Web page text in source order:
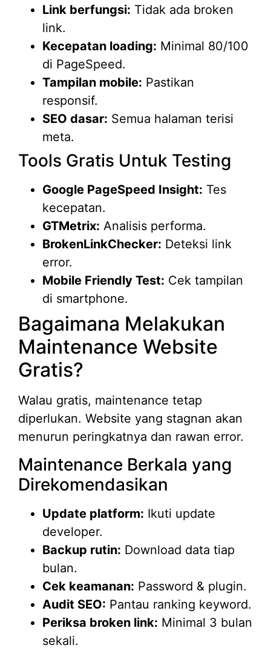
Link berfungsi: Tidak ada broken
link.
Kecepatan loading: Minimal 80/100
di PageSpeed.
Tampilan mobile: Pastikan
responsif.
SEO dasar: Semua halaman terisi
meta.
Tools Gratis Untuk Testing
Google PageSpeed Insight: Tes
kecepatan.
GTMetrix: Analisis performa.
BrokenLinkChecker: Deteksi link
error.
Mobile Friendly Test: Cek tampilan
di smartphone.
Bagaimana Melakukan
Maintenance Website
Gratis?
Walau gratis, maintenance tetap
diperlukan. Website yang stagnan akan
menurun peringkatnya dan rawan error.
Maintenance Berkala yang
Direkomendasikan
Update platform: Ikuti update
developer.
Backup rutin: Download data tiap
bulan.
Cek keamanan: Password & plugin.
Audit SEO: Pantau ranking keyword.
Periksa broken link: Minimal 3 bulan
sekali.